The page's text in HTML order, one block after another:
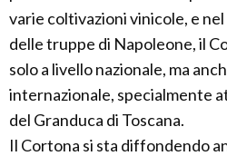
varie coltivazioni vinicole, e
delle truppe di Napoleone, il
solo a livello nazionale, ma
internazionale, specialmente
del Granduca di Toscana.
Il Cortona si sta diffondendo